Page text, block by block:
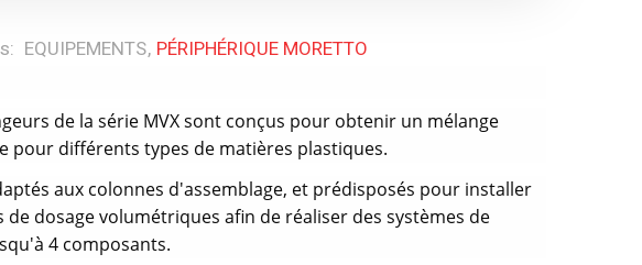
EQUIPEMENTS PÉRIPHÉRIQUE MORETTO
de la série MVX sont conçus pour obtenir un mélange
pour différents types de matières plastiques.
aux colonnes d'assemblage, et prédisposés pour installer
de dosage volumétriques afin de réaliser des systèmes de
4 composants.